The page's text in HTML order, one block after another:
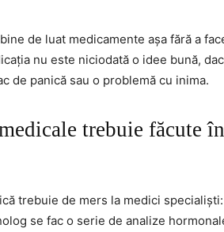
de luat medicamente așa fără a
nu este niciodată o idee bună,
de panică sau o problemă cu inima.
trebuie făcute
trebuie de mers la medici
se fac o serie de analize